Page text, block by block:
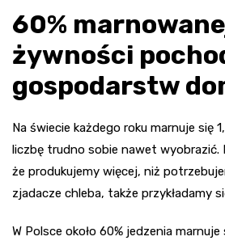
60%
żywności
gospodarstw
Na świecie każdego roku marnuje się
liczbę trudno sobie nawet wyobrazić.
że produkujemy więcej, niż
zjadacze chleba, także przykładamy
W Polsce około 60% jedzenia